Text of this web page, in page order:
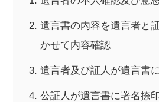
遺言書の内容を遺言者と
かせて内容確認
遺言者及び証人が遺言書
公証人が遺言書に署名捺